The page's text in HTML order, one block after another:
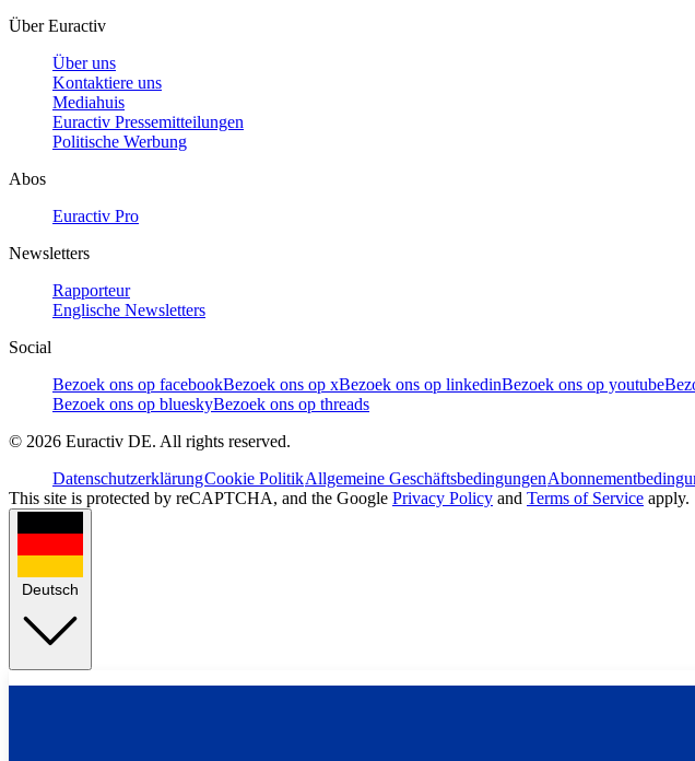
Über Euractiv
Über uns
Kontaktiere uns
Mediahuis
Euractiv Pressemitteilungen
Politische Werbung
Abos
Euractiv Pro
Newsletters
Rapporteur
Englische Newsletters
Social
Bezoek ons op facebookBezoek ons op xBezoek ons op linkedinBezoek ons op youtube
Bezoek ons op blueskyBezoek ons op threads
© 2026 Euractiv DE. All rights reserved.
DatenschutzerklärungCookie PolitikAllgemeine Geschäftsbedingungen
This site is protected by reCAPTCHA, and the Google Privacy Policy and Terms of Service apply.
Deutsch